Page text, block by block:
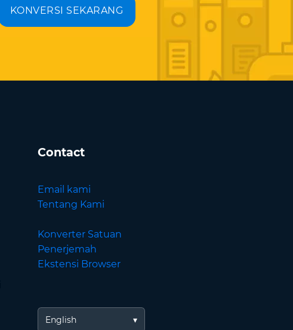
KONVERSI SEKARANG
Contact
Email kami
Tentang Kami
Konverter Satuan
Penerjemah
Ekstensi Browser
English